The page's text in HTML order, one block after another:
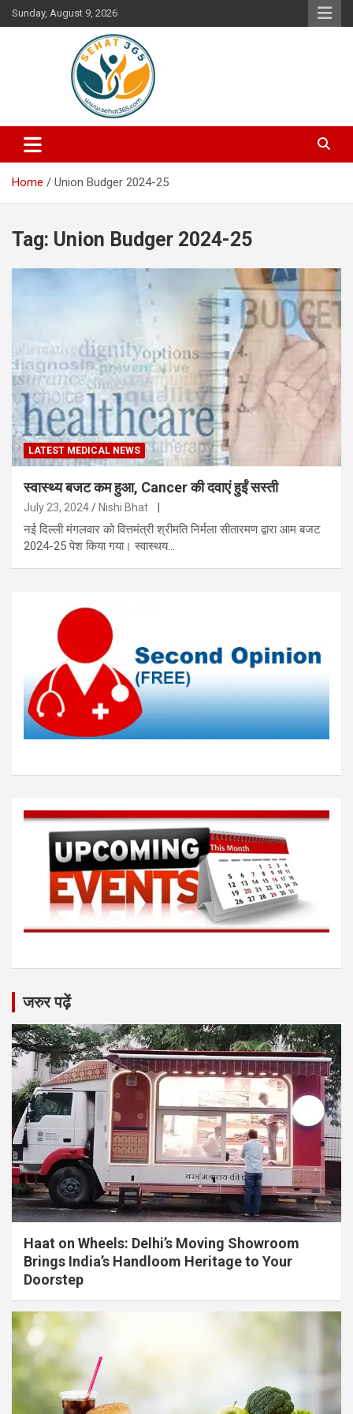
Skip
to
Sunday, August 9, 2026
Sehat365
Your's Complete Health Guide
Home Union Budger 2024-25
Tag: Union Budger 2024-25
LATEST MEDICAL NEWS
स्वास्थ्य बजट कम हुआ, Cancer की दवाएं हुईं सस्ती
July 23, 2024 Nishi Bhat
नई दिल्ली मंगलवार को वित्तमंत्री श्रीमति निर्मला सीतारमण द्वारा आम बजट
2024-25 पेश किया गया। स्वास्थय…
जरुर पढ़ें
Haat on Wheels: Delhi’s Moving Showroom
Brings India’s Handloom Heritage to Your
Doorstep